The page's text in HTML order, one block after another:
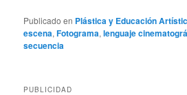
Publicado en Plástica y Educación
escena,Fotograma,lenguaje
secuencia
PUBLICIDAD